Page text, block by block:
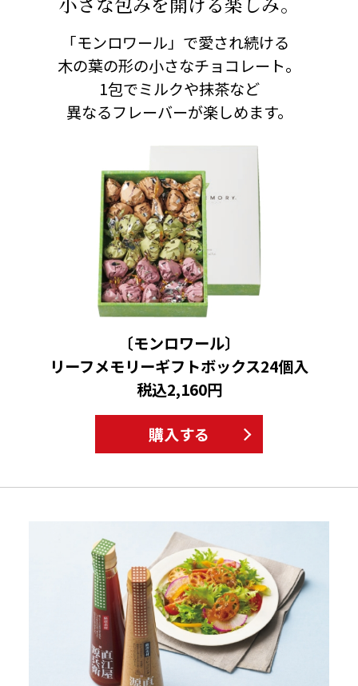
｢モンロワール」で愛され続ける
木の葉の形の小さなチョコレート。
1包でミルクや抹茶など
異なるフレーバーが楽しめます。
〔モンロワール〕
リーフメモリーギフトボックス24個入
税込2,160円
購入する